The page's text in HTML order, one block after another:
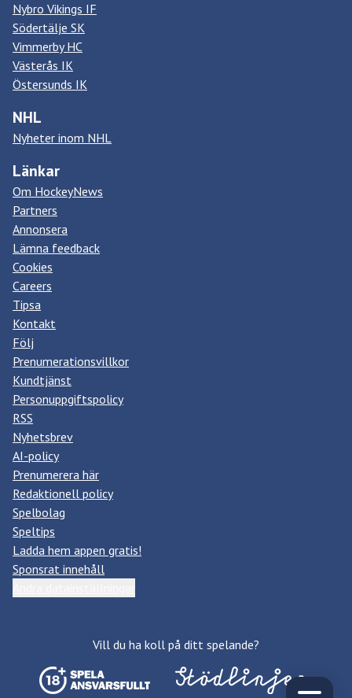
Nybro Vikings IF
Södertälje SK
Vimmerby HC
Västerås IK
Östersunds IK
NHL
Nyheter inom NHL
Länkar
Om HockeyNews
Partners
Annonsera
Lämna feedback
Cookies
Careers
Tipsa
Kontakt
Följ
Prenumerationsvillkor
Kundtjänst
Personuppgiftspolicy
RSS
Nyhetsbrev
AI-policy
Prenumerera här
Redaktionell policy
Spelbolag
Speltips
Ladda hem appen gratis!
Sponsrat innehåll
Vill du ha koll på ditt spelande?